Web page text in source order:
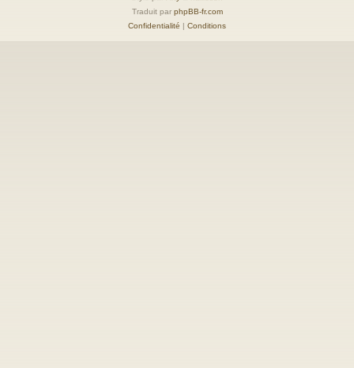
Traduit par phpBB-fr.com
Confidentialité | Conditions